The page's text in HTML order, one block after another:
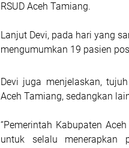
RSUD Aceh Tamiang.
Lanjut Devi, pada hari yang
mengumumkan 19 pasien
Devi juga menjelaskan,
Aceh Tamiang, sedangkan
“Pemerintah Kabupaten
untuk selalu menerapkan